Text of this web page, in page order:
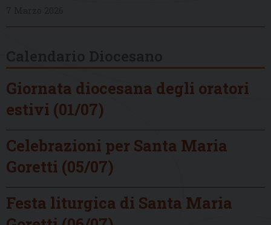
Giornata diocesana degli oratori
estivi (01/07)
Celebrazioni per Santa Maria
Goretti (05/07)
Festa liturgica di Santa Maria